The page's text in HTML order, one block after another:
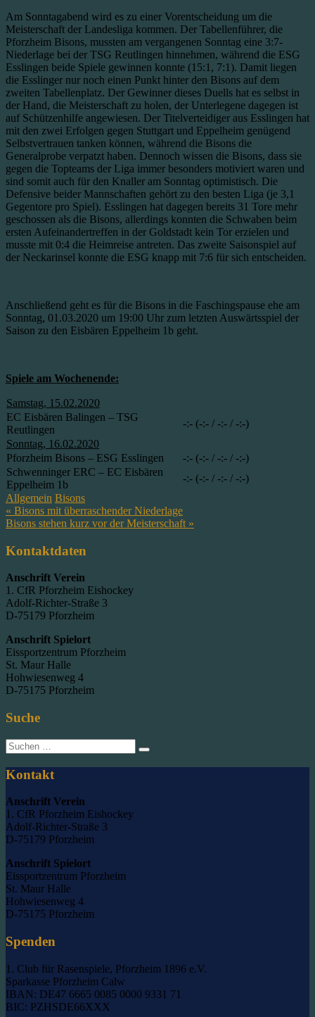
Am Sonntagabend wird es zu einer Vorentscheidung um die
Meisterschaft der Landesliga kommen. Der Tabellenführer, die
Pforzheim Bisons, mussten am vergangenen Sonntag eine 3:7-
Niederlage bei der TSG Reutlingen hinnehmen, während die ESG
Esslingen beide Spiele gewinnen konnte (15:1, 7:1). Damit liegen
die Esslinger nur noch einen Punkt hinter den Bisons auf dem
zweiten Tabellenplatz. Der Gewinner dieses Duells hat es selbst in
der Hand, die Meisterschaft zu holen, der Unterlegene dagegen ist
auf Schützenhilfe angewiesen. Der Titelverteidiger aus Esslingen hat
mit den zwei Erfolgen gegen Stuttgart und Eppelheim genügend
Selbstvertrauen tanken können, während die Bisons die
Generalprobe verpatzt haben. Dennoch wissen die Bisons, dass sie
gegen die Topteams der Liga immer besonders motiviert waren und
sind somit auch für den Knaller am Sonntag optimistisch. Die
Defensive beider Mannschaften gehört zu den besten Liga (je 3,1
Gegentore pro Spiel). Esslingen hat dagegen bereits 31 Tore mehr
geschossen als die Bisons, allerdings konnten die Schwaben beim
ersten Aufeinandertreffen in der Goldstadt kein Tor erzielen und
musste mit 0:4 die Heimreise antreten. Das zweite Saisonspiel auf
der Neckarinsel konnte die ESG knapp mit 7:6 für sich entscheiden.
Anschließend geht es für die Bisons in die Faschingspause ehe am
Sonntag, 01.03.2020 um 19:00 Uhr zum letzten Auswärtsspiel der
Saison zu den Eisbären Eppelheim 1b geht.
Spiele am Wochenende:
Samstag, 15.02.2020
EC Eisbären Balingen – TSG
Reutlingen
-:- (-:- / -:- / -:-)
Sonntag, 16.02.2020
Pforzheim Bisons – ESG Esslingen
-:- (-:- / -:- / -:-)
Schwenninger ERC – EC Eisbären
Eppelheim 1b
-:- (-:- / -:- / -:-)
Allgemein Bisons
Beitragsnavigation
« Bisons mit überraschender Niederlage
Bisons stehen kurz vor der Meisterschaft »
Kontaktdaten
Anschrift Verein
1. CfR Pforzheim Eishockey
Adolf-Richter-Straße 3
D-75179 Pforzheim
Anschrift Spielort
Eissportzentrum Pforzheim
St. Maur Halle
Hohwiesenweg 4
D-75175 Pforzheim
Suche
Suche
nach:
Kontakt
Anschrift Verein
1. CfR Pforzheim Eishockey
Adolf-Richter-Straße 3
D-75179 Pforzheim
Anschrift Spielort
Eissportzentrum Pforzheim
St. Maur Halle
Hohwiesenweg 4
D-75175 Pforzheim
Spenden
1. Club für Rasenspiele, Pforzheim 1896 e.V.
Sparkasse Pforzheim Calw
IBAN: DE47 6665 0085 0000 9331 71
BIC: PZHSDE66XXX